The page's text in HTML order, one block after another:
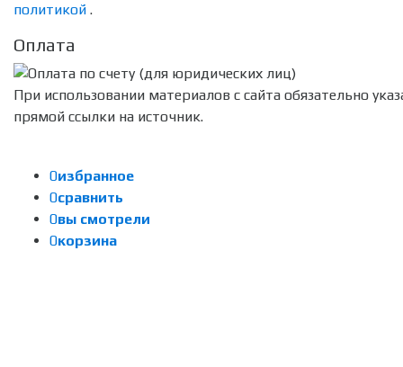
политикой .
Оплата
При использовании материалов с сайта обязательно
прямой ссылки на источник.
0избранное
0сравнить
0вы смотрели
0корзина